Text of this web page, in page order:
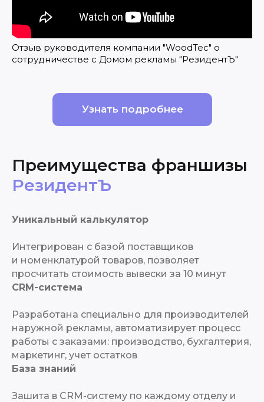
Отзыв руководителя компании "WoodTec" о
сотрудничестве с Домом рекламы "РезидентЪ"
Узнать подробнее
Преимущества франшизы
РезидентЪ
Уникальный калькулятор
Интегрирован с базой поставщиков
и номенклатурой товаров, позволяет
просчитать стоимость вывески за 10 минут
CRM-система
Разработана специально для производителей
наружной рекламы, автоматизирует процесс
работы с заказами: производство, бухгалтерия,
маркетинг, учет остатков
База знаний
Зашита в CRM-систему по каждому отделу и